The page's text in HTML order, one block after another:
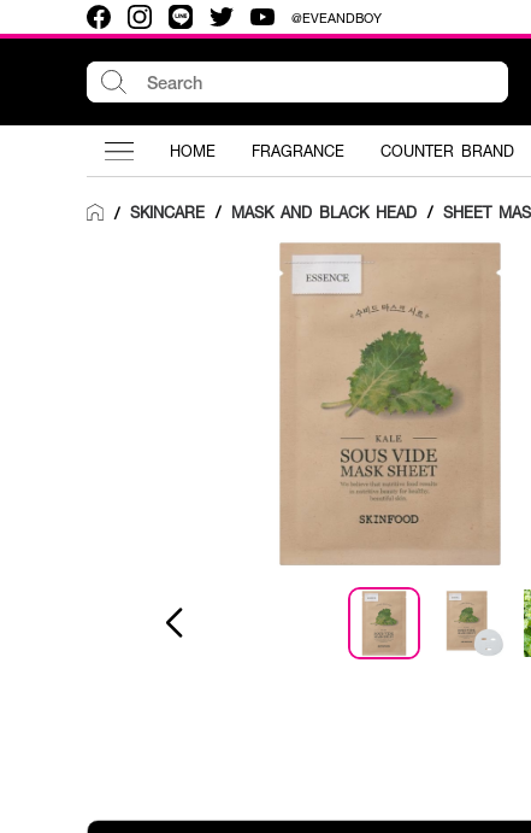
@EVEANDBOY
HOME FRAGRANCE COUNTER BRAND
/ SKINCARE / MASK AND BLACK HEAD / SHEET